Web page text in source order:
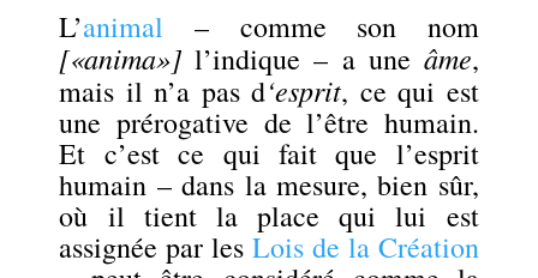
L’animal
– comme son nom
[«anima»] l’indique – a une âme,
mais il n’a pas d‘esprit, ce qui est
une prérogative de l’être humain.
Et c’est ce qui fait que l’esprit
humain – dans la mesure, bien sûr,
où il tient la place qui lui est
assignée par les Lois de la Création